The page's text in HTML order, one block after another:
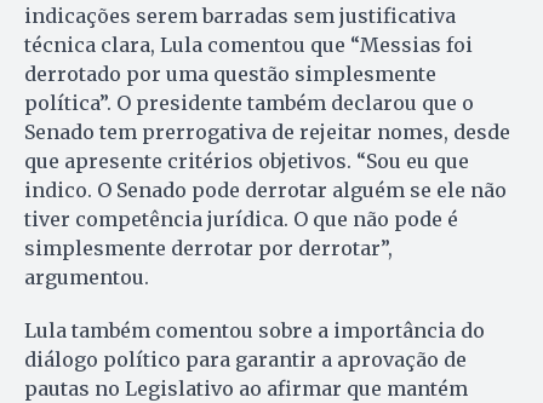
indicações serem barradas sem justificativa
técnica clara, Lula comentou que “Messias foi
derrotado por uma questão simplesmente
política”. O presidente também declarou que o
Senado tem prerrogativa de rejeitar nomes, desde
que apresente critérios objetivos. “Sou eu que
indico. O Senado pode derrotar alguém se ele não
tiver competência jurídica. O que não pode é
simplesmente derrotar por derrotar”,
argumentou.
Lula também comentou sobre a importância do
diálogo político para garantir a aprovação de
pautas no Legislativo ao afirmar que mantém